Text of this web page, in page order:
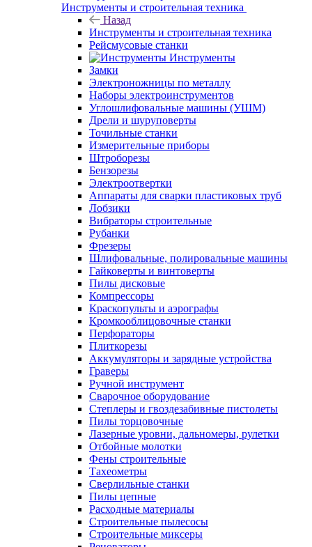
Инструменты и строительная техника
Назад
Инструменты и строительная техника
Рейсмусовые станки
Инструменты
Замки
Электроножницы по металлу
Наборы электроинструментов
Углошлифовальные машины (УШМ)
Дрели и шуруповерты
Точильные станки
Измерительные приборы
Штроборезы
Бензорезы
Электроотвертки
Аппараты для сварки пластиковых труб
Лобзики
Вибраторы строительные
Рубанки
Фрезеры
Шлифовальные, полировальные машины
Гайковерты и винтоверты
Пилы дисковые
Компрессоры
Краскопульты и аэрографы
Кромкооблицовочные станки
Перфораторы
Плиткорезы
Аккумуляторы и зарядные устройства
Граверы
Ручной инструмент
Сварочное оборудование
Степлеры и гвоздезабивные пистолеты
Пилы торцовочные
Лазерные уровни, дальномеры, рулетки
Отбойные молотки
Фены строительные
Тахеометры
Сверлильные станки
Пилы цепные
Расходные материалы
Строительные пылесосы
Строительные миксеры